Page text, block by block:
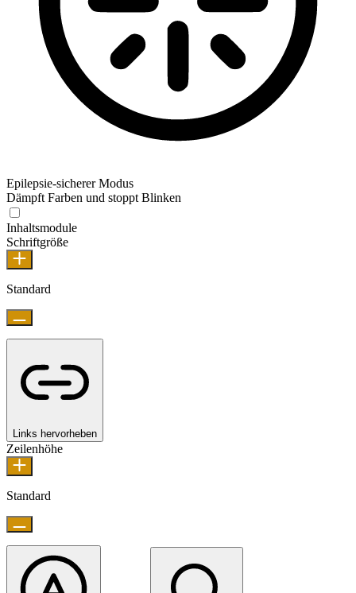
Epilepsie-sicherer Modus
Dämpft Farben und stoppt Blinken
Inhaltsmodule
Schriftgröße
Standard
Links hervorheben
Zeilenhöhe
Standard